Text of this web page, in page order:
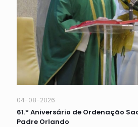
04-08-2026
61.º Aniversário de Ordenação
Padre Orlando